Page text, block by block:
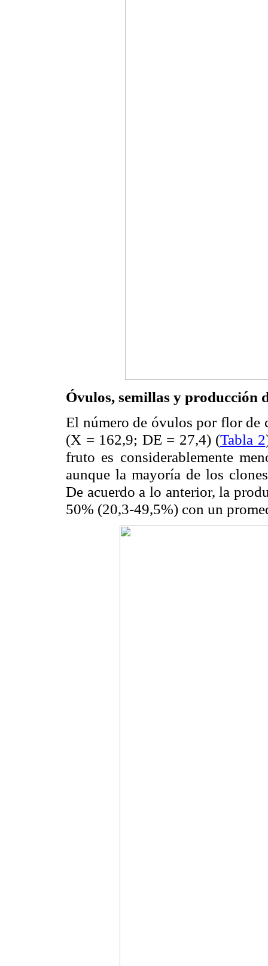
Óvulos, semillas y producción
El número de óvulos por flor de
(X = 162,9; DE = 27,4) (Tabla 2
fruto es considerablemente
aunque la mayoría de los
De acuerdo a lo anterior, la
50% (20,3-49,5%) con un